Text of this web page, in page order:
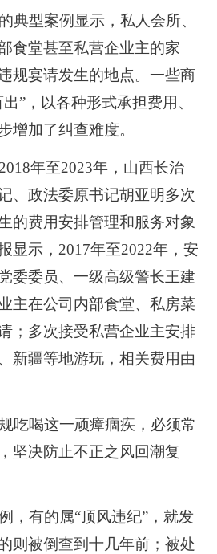
典型案例显示，私人会所、
食堂甚至私营企业主的家
规宴请发生的地点。一些商
”，以各种形式承担费用、
增加了纠查难度。
年至2023年，山西长治
、政法委原书记胡亚明多次
的费用安排管理和服务对象
显示，2017年至2022年，安
委委员、一级高级警长王建
主在公司内部食堂、私房菜
；多次接受私营企业主安排
新疆等地游玩，相关费用由
吃喝这一顽瘴痼疾，必须常
坚决防止不正之风回潮复
，有的属“顶风违纪”，就发
则被倒查到十几年前；被处